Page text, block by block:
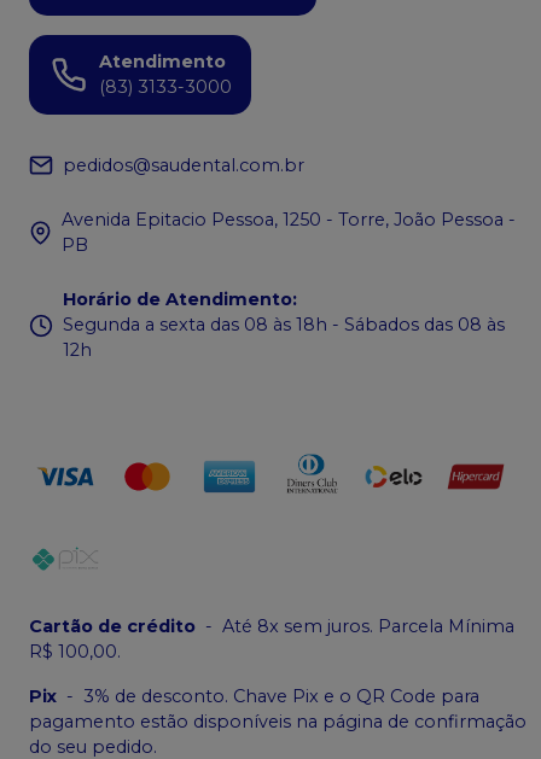
Atendimento
(83) 3133-3000
pedidos@saudental.com.br
Avenida Epitacio Pessoa, 1250 - Torre, João Pessoa -
PB
Horário de Atendimento:
Segunda a sexta das 08 às 18h - Sábados das 08 às
12h
Cartão de crédito - Até 8x sem juros. Parcela Mínima
R$ 100,00.
Pix - 3% de desconto. Chave Pix e o QR Code para
pagamento estão disponíveis na página de confirmação
do seu pedido.